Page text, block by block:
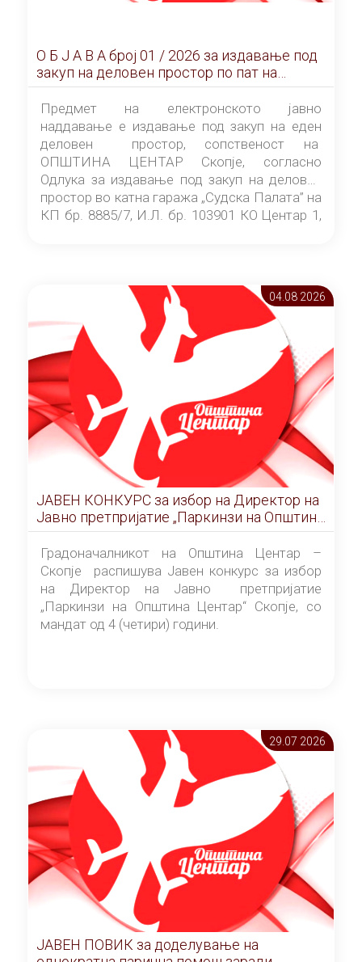
О Б Ј А В А брoj 01 / 2026 за издавање под
закуп на деловен простор по пат на
ЕЛЕКТРОНСКО ЈАВНО НАДДАВАЊЕ
Предмет на електронското јавно
наддавање е издавање под закуп на еден
деловен простор, сопственост на
ОПШТИНА ЦЕНТАР Скопје, согласно
Одлука за издавање под закуп на деловен
простор во катна гаража „Судска Палата” на
КП бр. 8885/7, И.Л. бр. 103901 КО Центар 1,
Скопје” број 9/2026), за времетраење од 3
(три) години од денот на потпишувањето на
Договорот за закуп со најповолниот
понудувач.
04.08 2026
ЈАВЕН КОНКУРС за избор на Директор на
Јавно претпријатие „Паркинзи на Општина
Центар“ – Скопје
Градоначалникот на Општина Центар –
Скопје распишува Јавен конкурс за избор
на Директор на Јавно претпријатие
„Паркинзи на Општина Центар“ Скопје, со
мандат од 4 (четири) години.
29.07 2026
ЈАВЕН ПОВИК за доделување на